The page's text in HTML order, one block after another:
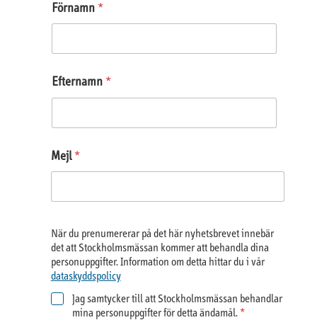
Förnamn *
Efternamn *
Mejl*
H
a
n
t
e
r
i
När du prenumererar på det här nyhetsbrevet innebär
det att Stockholmsmässan kommer att behandla dina
personuppgifter. Information om detta hittar du i vår
dataskyddspolicy
Jag samtycker till att Stockholmsmässan behandlar
mina personuppgifter för detta ändamål.*